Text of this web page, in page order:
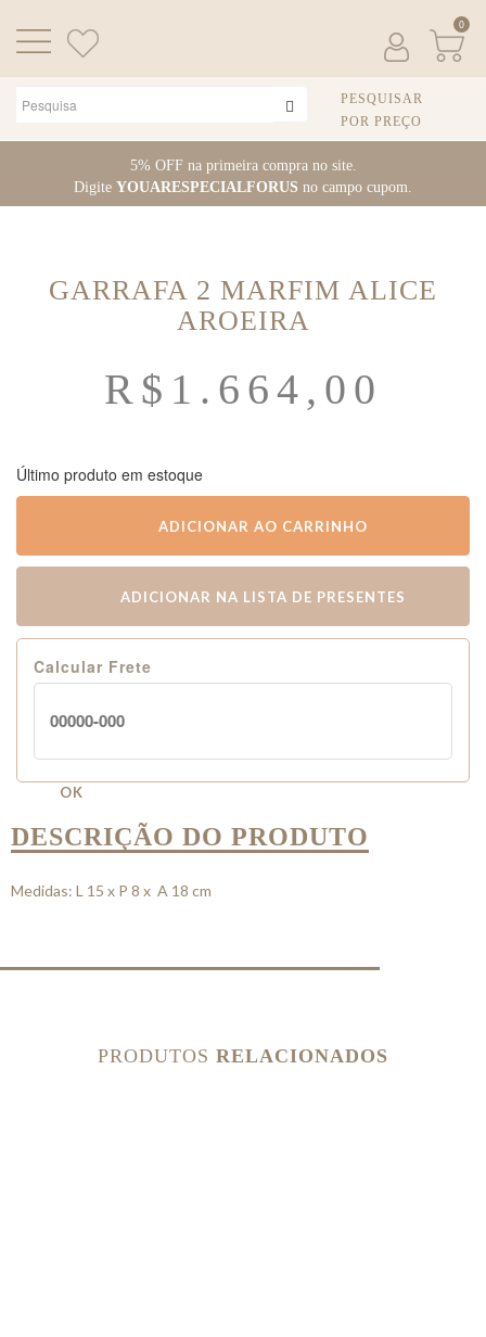
o
5% OFF na primeira compra no site.
Digite YOUARESPECIALFORUS no campo cupom.
0
PESQUISAR
POR PREÇO
GARRAFA 2 MARFIM ALICE
AROEIRA
R$ 1.664,00
Último produto em estoque
ADICIONAR AO CARRINHO
ADICIONAR NA LISTA DE PRESENTES
Calcular Frete
OK
DESCRIÇÃO DO PRODUTO
Medidas: L 15 x P 8 x A 18 cm
PRODUTOS RELACIONADOS